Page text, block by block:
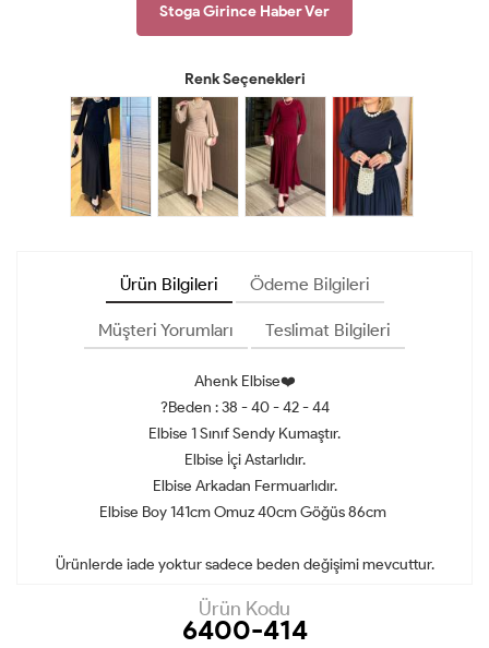
Stoga Girince Haber Ver
Renk Seçenekleri
Ürün Bilgileri Ödeme Bilgileri
Müşteri Yorumları Teslimat Bilgileri
Ahenk Elbise❤️
?Beden : 38 - 40 - 42 - 44
Elbise 1 Sınıf Sendy Kumaştır.
Elbise İçi Astarlıdır.
Elbise Arkadan Fermuarlıdır.
Elbise Boy 141cm Omuz 40cm Göğüs 86cm
Ürünlerde iade yoktur sadece beden değişimi mevcuttur.
Ürün Kodu
6400-414